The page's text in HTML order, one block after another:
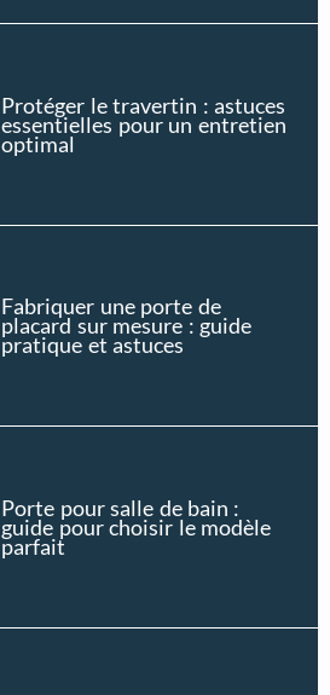
Protéger le travertin : astuces
essentielles pour un entretien
optimal
Fabriquer une porte de
placard sur mesure : guide
pratique et astuces
Porte pour salle de bain :
guide pour choisir le modèle
parfait